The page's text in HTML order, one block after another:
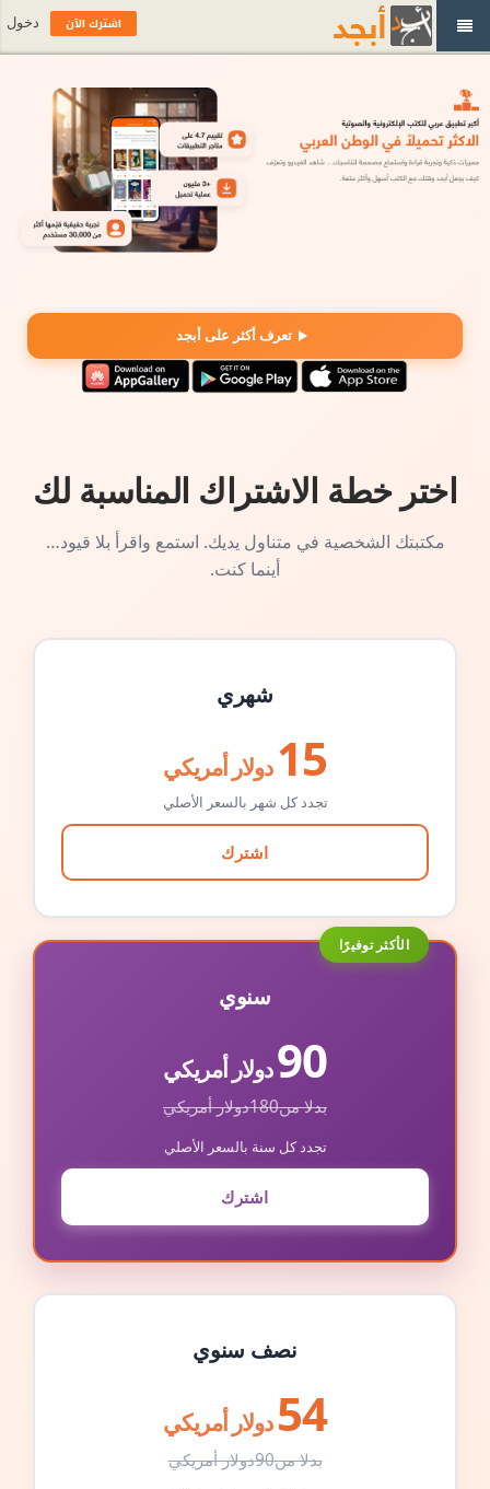
تعرف أكثر على أبجد
اختر خطة الاشتراك المناسبة لك
مكتبتك الشخصية في متناول يديك. استمع واقرأ بلا قيود…
أينما كنت.
شهري
15 دولار أمريكي
تجدد كل شهر بالسعر الأصلي
اشترك
الأكثر توفيرًا
سنوي
90دولار أمريكي
بدلا من180دولار أمريكي
تجدد كل سنة بالسعر الأصلي
اشترك
نصف سنوي
54 دولار أمريكي
بدلا من90دولار أمريكي
اشترك الآن دخول